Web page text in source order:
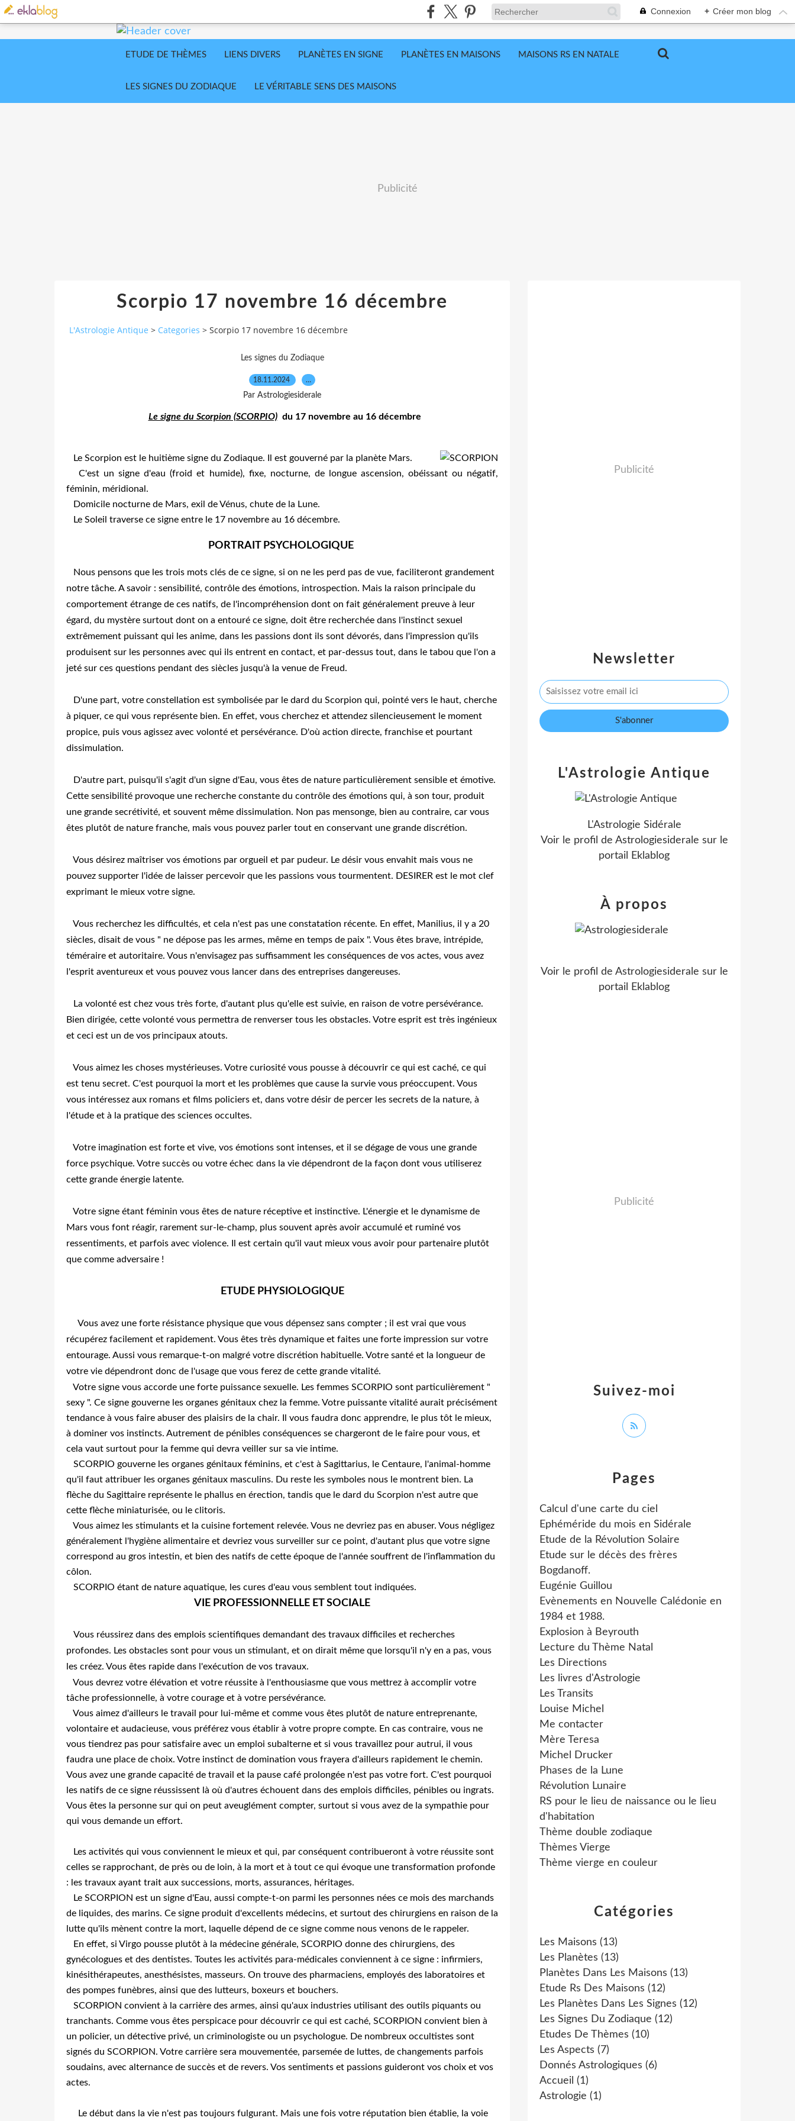
Connexion + Créer mon blog
ETUDE DE THÈMES LIENS DIVERS PLANÈTES EN SIGNE PLANÈTES EN MAISONS MAISONS RS EN NATALE
LES SIGNES DU ZODIAQUE LE VÉRITABLE SENS DES MAISONS
Publicité
Scorpio 17 novembre 16 décembre
L'Astrologie Antique > Categories > Scorpio 17 novembre 16 décembre
Les signes du Zodiaque
18.11.2024 …
Par Astrologiesiderale
Le signe du Scorpion (SCORPIO)du 17 novembre au 16 décembre
Le Scorpion est le huitième signe du Zodiaque. Il est gouverné par la planète Mars.
C'est un signe d'eau (froid et humide), fixe, nocturne, de longue ascension, obéissant ou négatif,
féminin, méridional.
Domicile nocturne de Mars, exil de Vénus, chute de la Lune.
Le Soleil traverse ce signe entre le 17 novembre au 16 décembre.
PORTRAIT PSYCHOLOGIQUE
Nous pensons que les trois mots clés de ce signe, si on ne les perd pas de vue, faciliteront grandement
notre tâche. A savoir : sensibilité, contrôle des émotions, introspection. Mais la raison principale du
comportement étrange de ces natifs, de l'incompréhension dont on fait généralement preuve à leur
égard, du mystère surtout dont on a entouré ce signe, doit être recherchée dans l'instinct sexuel
extrêmement puissant qui les anime, dans les passions dont ils sont dévorés, dans l'impression qu'ils
produisent sur les personnes avec qui ils entrent en contact, et par-dessus tout, dans le tabou que l'on a
jeté sur ces questions pendant des siècles jusqu'à la venue de Freud.
D'une part, votre constellation est symbolisée par le dard du Scorpion qui, pointé vers le haut, cherche
à piquer, ce qui vous représente bien. En effet, vous cherchez et attendez silencieusement le moment
propice, puis vous agissez avec volonté et persévérance. D'où action directe, franchise et pourtant
dissimulation.
D'autre part, puisqu'il s'agit d'un signe d'Eau, vous êtes de nature particulièrement sensible et émotive.
Cette sensibilité provoque une recherche constante du contrôle des émotions qui, à son tour, produit
une grande secrétivité, et souvent même dissimulation. Non pas mensonge, bien au contraire, car vous
êtes plutôt de nature franche, mais vous pouvez parler tout en conservant une grande discrétion.
Vous désirez maîtriser vos émotions par orgueil et par pudeur. Le désir vous envahit mais vous ne
pouvez supporter l'idée de laisser percevoir que les passions vous tourmentent. DESIRER est le mot clef
exprimant le mieux votre signe.
Vous recherchez les difficultés, et cela n'est pas une constatation récente. En effet, Manilius, il y a 20
siècles, disait de vous " ne dépose pas les armes, même en temps de paix ". Vous êtes brave, intrépide,
téméraire et autoritaire. Vous n'envisagez pas suffisamment les conséquences de vos actes, vous avez
l'esprit aventureux et vous pouvez vous lancer dans des entreprises dangereuses.
La volonté est chez vous très forte, d'autant plus qu'elle est suivie, en raison de votre persévérance.
Bien dirigée, cette volonté vous permettra de renverser tous les obstacles. Votre esprit est très ingénieux
et ceci est un de vos principaux atouts.
Vous aimez les choses mystérieuses. Votre curiosité vous pousse à découvrir ce qui est caché, ce qui
est tenu secret. C'est pourquoi la mort et les problèmes que cause la survie vous préoccupent. Vous
vous intéressez aux romans et films policiers et, dans votre désir de percer les secrets de la nature, à
l'étude et à la pratique des sciences occultes.
Votre imagination est forte et vive, vos émotions sont intenses, et il se dégage de vous une grande
force psychique. Votre succès ou votre échec dans la vie dépendront de la façon dont vous utiliserez
cette grande énergie latente.
Votre signe étant féminin vous êtes de nature réceptive et instinctive. L'énergie et le dynamisme de
Mars vous font réagir, rarement sur-le-champ, plus souvent après avoir accumulé et ruminé vos
ressentiments, et parfois avec violence. Il est certain qu'il vaut mieux vous avoir pour partenaire plutôt
que comme adversaire !
ETUDE PHYSIOLOGIQUE
Vous avez une forte résistance physique que vous dépensez sans compter ; il est vrai que vous
récupérez facilement et rapidement. Vous êtes très dynamique et faites une forte impression sur votre
entourage. Aussi vous remarque-t-on malgré votre discrétion habituelle. Votre santé et la longueur de
votre vie dépendront donc de l'usage que vous ferez de cette grande vitalité.
Votre signe vous accorde une forte puissance sexuelle. Les femmes SCORPIO sont particulièrement "
sexy ". Ce signe gouverne les organes génitaux chez la femme. Votre puissante vitalité aurait précisément
tendance à vous faire abuser des plaisirs de la chair. Il vous faudra donc apprendre, le plus tôt le mieux,
à dominer vos instincts. Autrement de pénibles conséquences se chargeront de le faire pour vous, et
cela vaut surtout pour la femme qui devra veiller sur sa vie intime.
SCORPIO gouverne les organes génitaux féminins, et c'est à Sagittarius, le Centaure, l'animal-homme
qu'il faut attribuer les organes génitaux masculins. Du reste les symboles nous le montrent bien. La
flèche du Sagittaire représente le phallus en érection, tandis que le dard du Scorpion n'est autre que
cette flèche miniaturisée, ou le clitoris.
Vous aimez les stimulants et la cuisine fortement relevée. Vous ne devriez pas en abuser. Vous négligez
généralement l'hygiène alimentaire et devriez vous surveiller sur ce point, d'autant plus que votre signe
correspond au gros intestin, et bien des natifs de cette époque de l'année souffrent de l'inflammation du
côlon.
SCORPIO étant de nature aquatique, les cures d'eau vous semblent tout indiquées.
VIE PROFESSIONNELLE ET SOCIALE
Vous réussirez dans des emplois scientifiques demandant des travaux difficiles et recherches
profondes. Les obstacles sont pour vous un stimulant, et on dirait même que lorsqu'il n'y en a pas, vous
les créez. Vous êtes rapide dans l'exécution de vos travaux.
Vous devrez votre élévation et votre réussite à l'enthousiasme que vous mettrez à accomplir votre
tâche professionnelle, à votre courage et à votre persévérance.
Vous aimez d'ailleurs le travail pour lui-même et comme vous êtes plutôt de nature entreprenante,
volontaire et audacieuse, vous préférez vous établir à votre propre compte. En cas contraire, vous ne
vous tiendrez pas pour satisfaire avec un emploi subalterne et si vous travaillez pour autrui, il vous
faudra une place de choix. Votre instinct de domination vous frayera d'ailleurs rapidement le chemin.
Vous avez une grande capacité de travail et la pause café prolongée n'est pas votre fort. C'est pourquoi
les natifs de ce signe réussissent là où d'autres échouent dans des emplois difficiles, pénibles ou ingrats.
Vous êtes la personne sur qui on peut aveuglément compter, surtout si vous avez de la sympathie pour
qui vous demande un effort.
Les activités qui vous conviennent le mieux et qui, par conséquent contribueront à votre réussite sont
celles se rapprochant, de près ou de loin, à la mort et à tout ce qui évoque une transformation profonde
: les travaux ayant trait aux successions, morts, assurances, héritages.
Le SCORPION est un signe d'Eau, aussi compte-t-on parmi les personnes nées ce mois des marchands
de liquides, des marins. Ce signe produit d'excellents médecins, et surtout des chirurgiens en raison de la
lutte qu'ils mènent contre la mort, laquelle dépend de ce signe comme nous venons de le rappeler.
En effet, si Virgo pousse plutôt à la médecine générale, SCORPIO donne des chirurgiens, des
gynécologues et des dentistes. Toutes les activités para-médicales conviennent à ce signe : infirmiers,
kinésithérapeutes, anesthésistes, masseurs. On trouve des pharmaciens, employés des laboratoires et
des pompes funèbres, ainsi que des lutteurs, boxeurs et bouchers.
SCORPION convient à la carrière des armes, ainsi qu'aux industries utilisant des outils piquants ou
tranchants. Comme vous êtes perspicace pour découvrir ce qui est caché, SCORPION convient bien à
un policier, un détective privé, un criminologiste ou un psychologue. De nombreux occultistes sont
signés du SCORPION. Votre carrière sera mouvementée, parsemée de luttes, de changements parfois
soudains, avec alternance de succès et de revers. Vos sentiments et passions guideront vos choix et vos
actes.
Le début dans la vie n'est pas toujours fulgurant. Mais une fois votre réputation bien établie, la voie
Newsletter
Publicité
Catégories
Les Maisons (13)
Les Planètes (13)
Planètes Dans Les Maisons (13)
Etude Rs Des Maisons (12)
Les Planètes Dans Les Signes (12)
Les Signes Du Zodiaque (12)
Etudes De Thèmes (10)
Les Aspects (7)
Donnés Astrologiques (6)
Accueil (1)
Astrologie (1)
Pages
Calcul d'une carte du ciel
Ephéméride du mois en Sidérale
Etude de la Révolution Solaire
Etude sur le décès des frères
Bogdanoff.
Eugénie Guillou
Evènements en Nouvelle Calédonie en
1984 et 1988.
Explosion à Beyrouth
Lecture du Thème Natal
Les Directions
Les livres d'Astrologie
Les Transits
Louise Michel
Me contacter
Mère Teresa
Michel Drucker
Phases de la Lune
Révolution Lunaire
RS pour le lieu de naissance ou le lieu
d'habitation
Thème double zodiaque
Thèmes Vierge
Thème vierge en couleur
L'Astrologie Antique
L'Astrologie Sidérale
Voir le profil de Astrologiesiderale sur le
portail Eklablog
Suivez-moi
À propos
Voir le profil de Astrologiesiderale sur le
portail Eklablog
Publicité